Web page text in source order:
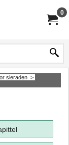
0
sieraden >